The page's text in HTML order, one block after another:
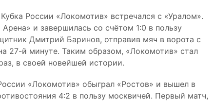
России «Локомотив» встречался с «Уралом».
и завершилась со счётом 1:0 в пользу
Дмитрий Баринов, отправив мяч в ворота с
27-й минуте. Таким образом, «Локомотив» стал
в своей новейшей истории.
«Локомотив» обыграл «Ростов» и вышел в
4:2 в пользу москвичей. Первый матч,